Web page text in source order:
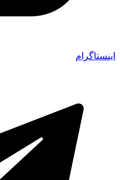
اینستاگرام